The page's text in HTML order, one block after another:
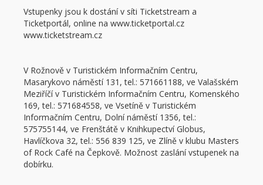
Vstupenky jsou k dostání v síti Ticketstream a
Ticketportál, online na www.ticketportal.cz
www.ticketstream.cz
V Rožnově v Turistickém Informačním Centru,
Masarykovo náměstí 131, tel.: 571661188, ve Valašském
Meziříčí v Turistickém Informačním Centru, Komenského
169, tel.: 571684558, ve Vsetíně v Turistickém
Informačním Centru, Dolní náměstí 1356, tel.:
575755144, ve Frenštátě v Knihkupectví Globus,
Havlíčkova 32, tel.: 556 839 125, ve Zlíně v klubu Masters
of Rock Café na Čepkově. Možnost zaslání vstupenek na
dobírku.